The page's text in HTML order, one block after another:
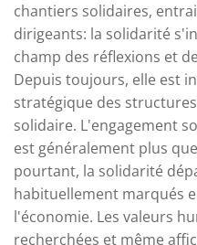
chantiers solidaires,
dirigeants: la solidarité
champ des réflexions et
Depuis toujours, elle est
stratégique des
solidaire. L'engagement
est généralement plus
pourtant, la solidarité
habituellement marqués
l'économie. Les valeurs
recherchées et même